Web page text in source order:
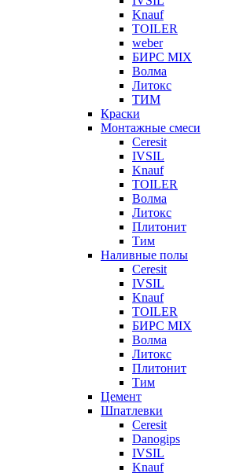
Knauf
TOILER
weber
БИРС MIX
Волма
Литокс
ТИМ
Краски
Монтажные смеси
Ceresit
IVSIL
Knauf
TOILER
Волма
Литокс
Плитонит
Тим
Наливные полы
Ceresit
IVSIL
Knauf
TOILER
БИРС MIX
Волма
Литокс
Плитонит
Тим
Цемент
Шпатлевки
Ceresit
Danogips
IVSIL
Knauf